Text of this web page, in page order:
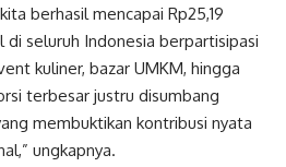
berhasil mencapai Rp25,19
di seluruh Indonesia berpartisipasi
kuliner, bazar UMKM, hingga
terbesar justru disumbang
membuktikan kontribusi nyata
ungkapnya.